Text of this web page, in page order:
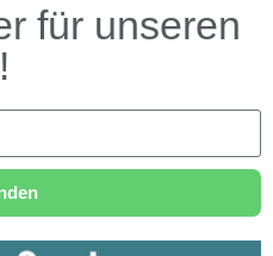
für unseren